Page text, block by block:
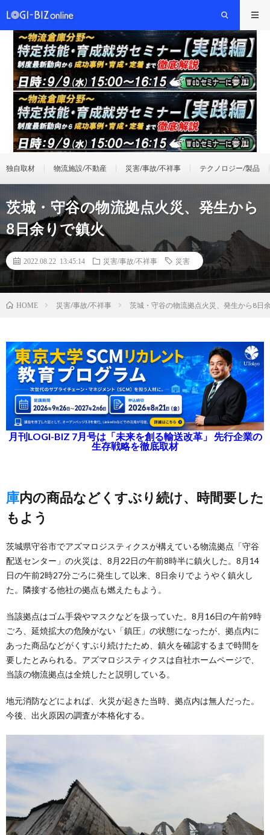
独自取材 物流施設/不動産 災害/事故/不祥事 テクノロジー/製品
茨城・守谷の物流拠点火災、発生から
8日余りで鎮火
2022.08.22 13:45:14 災害/事故/不祥事 災害
HOME 災害/事故/不祥事 茨城・守谷の物流拠点火災、発生から8日
月刊LOGI-BIZ 7月号は「未来を創る輸送改革」 先行企業の
生存戦略を徹底取材
庫内の商品などくすぶり続け、時間要した
もよう
茨城県守谷市でアズマロジスティクスが構えている物流拠点「守谷
配送センター」の火災は、8月22日の午前8時半に鎮火した。8月14
日の午前2時27分ごろに発生して以来、8日余りでようやく鎮火し
た。隣接する他社の拠点も燃えたもよう。
当該拠点はゴム手袋やマスクなどを扱っていた。8月16日の午前9時
ごろ、延焼拡大の危険がない「鎮圧」の状態になったが、拠点内に
あった商品などがくすぶり続けたため、鎮火を確認するまで時間を
要したとみられる。アズマロジスティクスは自社ホームページで、
当該の物流拠点は全焼したと説明している。
地元消防などによれば、火災が起きた当時、拠点内は無人だった。
今後、出火原因の調査が本格化する。